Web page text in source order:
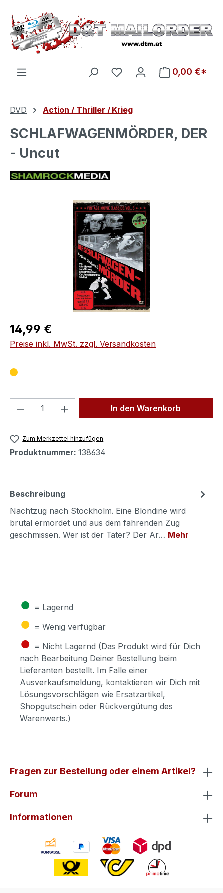
Zum Hauptinhalt springen
Du hast 0 Produkte auf
0,00 €*
DVD Action / Thriller / Krieg
SCHLAFWAGENMÖRDER, DER
- Uncut
Bildergalerie überspringen
Regulärer Preis:
14,99 €
Preise inkl. MwSt. zzgl. Versandkosten
Produkt Anzahl: Gib denIn den Warenkorb
Zum Merkzettel hinzufügen
Produktnummer: 138634
Beschreibung
Nachtzug nach Stockholm. Eine Blondine wird
brutal ermordet und aus dem fahrenden Zug
geschmissen. Wer ist der Täter? Der Ar… Mehr
● = Lagernd
● = Wenig verfügbar
● = Nicht Lagernd (Das Produkt wird für Dich
nach Bearbeitung Deiner Bestellung beim
Lieferanten bestellt. Im Falle einer
Ausverkaufsmeldung, kontaktieren wir Dich mit
Lösungsvorschlägen wie Ersatzartikel,
Shopgutschein oder Rückvergütung des
Warenwerts.)
Fragen zur Bestellung oder einem Artikel?
Forum
Informationen